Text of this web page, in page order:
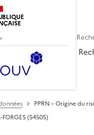
PPRN – Origine du
(54505)